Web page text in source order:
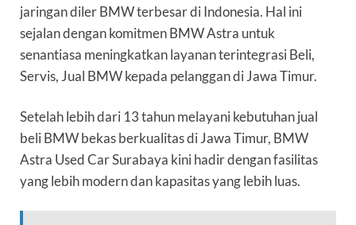
jaringan diler BMW terbesar di Indonesia. Hal ini
sejalan dengan komitmen BMW Astra untuk
senantiasa meningkatkan layanan terintegrasi Beli,
Servis, Jual BMW kepada pelanggan di Jawa Timur.
Setelah lebih dari 13 tahun melayani kebutuhan jual
beli BMW bekas berkualitas di Jawa Timur, BMW
Astra Used Car Surabaya kini hadir dengan fasilitas
yang lebih modern dan kapasitas yang lebih luas.